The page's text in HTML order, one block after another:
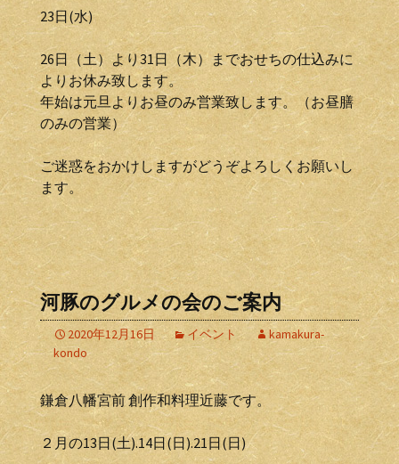
23日(水)
26日（土）より31日（木）までおせちの仕込みに
よりお休み致します。
年始は元旦よりお昼のみ営業致します。（お昼膳
のみの営業）
ご迷惑をおかけしますがどうぞよろしくお願いし
ます。
河豚のグルメの会のご案内
2020年12月16日 イベント
kamakura-
kondo
鎌倉八幡宮前 創作和料理近藤です。
２月の13日(土).14日(日).21日(日)